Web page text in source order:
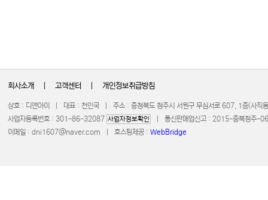
회사소개 고객센터 개인정보취급방침
상호 : 디앤아이 | 대표 : 천인국 | 주소 : 충청북도 청주시 서원구 무심서로 607, 1층(사직
사업자등록번호 : 301-86-32087 사업자정보확인
| 통신판매업신고 : 2015-충북청
이메일 : dni1607@naver.com | 호스팅제공 : WebBridge